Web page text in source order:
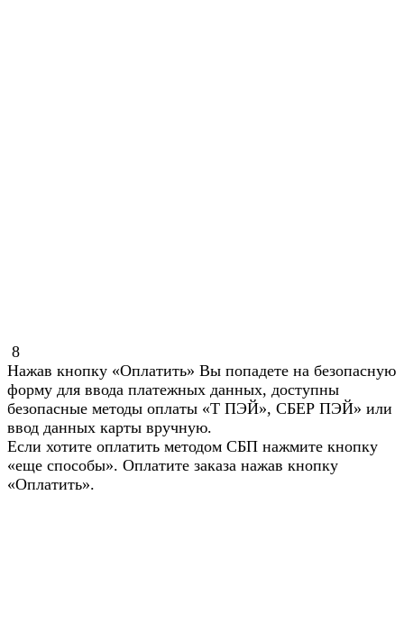
8
Нажав кнопку «Оплатить» Вы попадете на безопасную
форму для ввода платежных данных, доступны
безопасные методы оплаты «Т ПЭЙ», СБЕР ПЭЙ» или
ввод данных карты вручную.
Если хотите оплатить методом СБП нажмите кнопку
«еще способы». Оплатите заказа нажав кнопку
«Оплатить».